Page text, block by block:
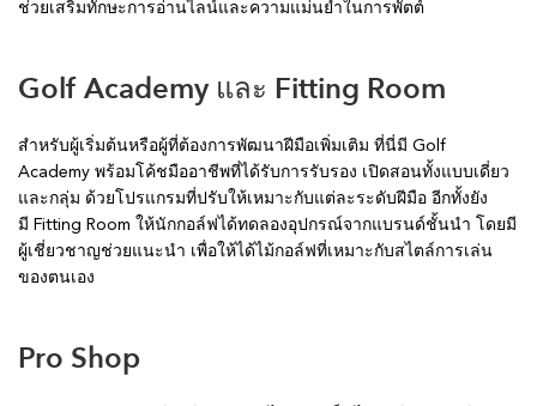
ช่วยเสริมทักษะการอ่านไลน์และความแม่นยำในการพัตต์
Golf Academy และ Fitting Room
สำหรับผู้เริ่มต้นหรือผู้ที่ต้องการพัฒนาฝีมือเพิ่มเติม ที่นี่มี Golf
Academy พร้อมโค้ชมืออาชีพที่ได้รับการรับรอง เปิดสอนทั้งแบบเดี่ยว
และกลุ่ม ด้วยโปรแกรมที่ปรับให้เหมาะกับแต่ละระดับฝีมือ อีกทั้งยัง
มี Fitting Room ให้นักกอล์ฟได้ทดลองอุปกรณ์จากแบรนด์ชั้นนำ โดยมี
ผู้เชี่ยวชาญช่วยแนะนำ เพื่อให้ได้ไม้กอล์ฟที่เหมาะกับสไตล์การเล่น
ของตนเอง
Pro Shop